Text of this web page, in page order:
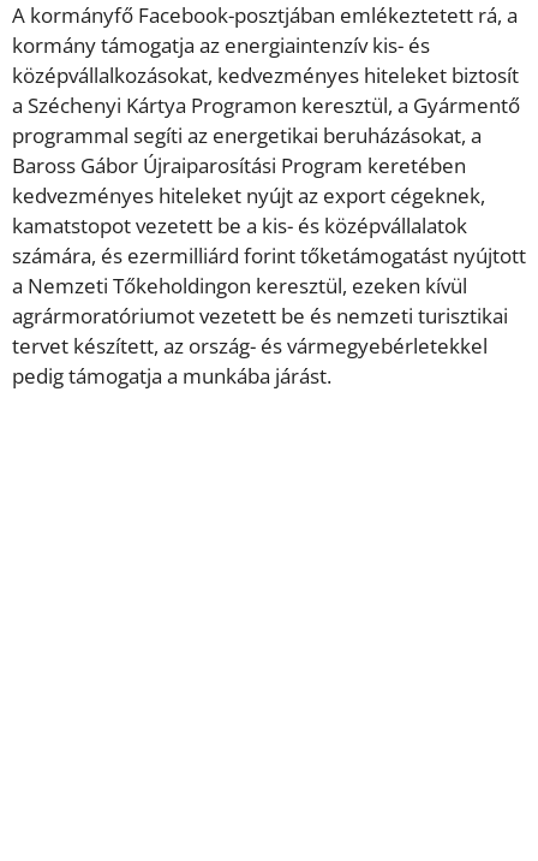
A kormányfő Facebook-posztjában emlékeztetett rá, a
kormány támogatja az energiaintenzív kis- és
középvállalkozásokat, kedvezményes hiteleket biztosít
a Széchenyi Kártya Programon keresztül, a Gyármentő
programmal segíti az energetikai beruházásokat, a
Baross Gábor Újraiparosítási Program keretében
kedvezményes hiteleket nyújt az export cégeknek,
kamatstopot vezetett be a kis- és középvállalatok
számára, és ezermilliárd forint tőketámogatást nyújtott
a Nemzeti Tőkeholdingon keresztül, ezeken kívül
agrármoratóriumot vezetett be és nemzeti turisztikai
tervet készített, az ország- és vármegyebérletekkel
pedig támogatja a munkába járást.